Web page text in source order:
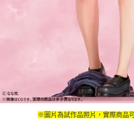
※圖片為試作品照片，實際商品